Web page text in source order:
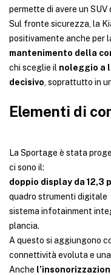
permette di avere un
Sul fronte sicurezza, la
positivamente anche per
mantenimento della
chi sceglie il noleggio a
decisivo, soprattutto in
Elementi di
La Sportage è stata
ci sono il:
doppio display da 12,3
quadro strumenti digitale
sistema infotainment
plancia.
A questo si aggiungono
connettività evoluta e
Anche